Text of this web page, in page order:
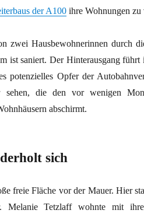
der A100ihre Wohnungen zu
zwei Hausbewohnerinnen durch
ist saniert. Der Hinterausgang
potenzielles Opfer der
sehen, die den vor wenigen
abschirmt.
sich
freie Fläche vor der Mauer. Hier
Melanie Tetzlaff wohnte mit